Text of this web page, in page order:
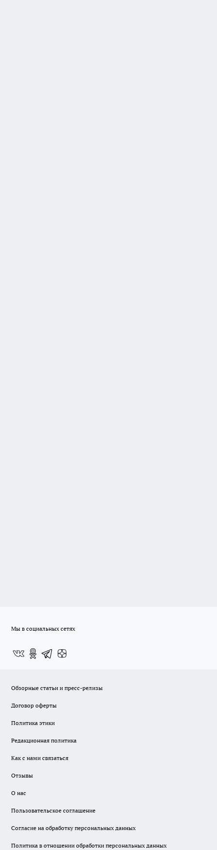
Мы в социальных сетях
Обзорные статьи и пресс-релизы
Договор оферты
Политика этики
Редакционная политика
Как с нами связаться
Отзывы
О нас
Пользовательское соглашение
Согласие на обработку персональных данных
Политика в отношении обработки персональных данных